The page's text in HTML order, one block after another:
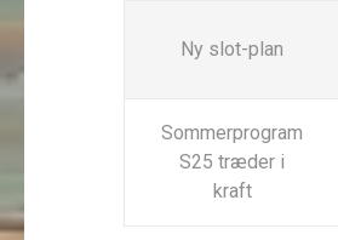
Ny slot-plan
Sommerprogram
S25 træder i
kraft